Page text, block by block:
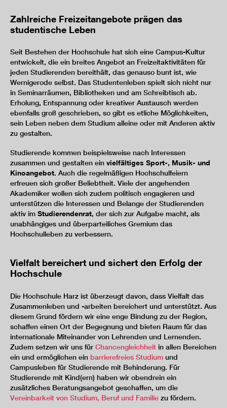
Zahlreiche Freizeitangebote prägen das
studentische Leben
Seit Bestehen der Hochschule hat sich eine Campus-Kultur
entwickelt, die ein breites Angebot an Freizeitaktivitäten für
jeden Studierenden bereithält, das genauso bunt ist, wie
Wernigerode selbst. Das Studentenleben spielt sich nicht nur
in Seminarräumen, Bibliotheken und am Schreibtisch ab.
Erholung, Entspannung oder kreativer Austausch werden
ebenfalls groß geschrieben, so gibt es etliche Möglichkeiten,
sein Leben neben dem Studium alleine oder mit Anderen aktiv
zu gestalten.
Studierende kommen beispielsweise nach Interessen
zusammen und gestalten ein vielfältiges Sport-, Musik- und
Kinoangebot. Auch die regelmäßigen Hochschulfeiern
erfreuen sich großer Beliebtheit. Viele der angehenden
Akademiker wollen sich zudem politisch engagieren und
unterstützen die Interessen und Belange der Studierenden
aktiv im Studierendenrat, der sich zur Aufgabe macht, als
unabhängiges und überparteiliches Gremium das
Hochschulleben zu verbessern.
Vielfalt bereichert und sichert den Erfolg der
Hochschule
Die Hochschule Harz ist überzeugt davon, dass Vielfalt das
Zusammenleben und -arbeiten bereichert und unterstützt. Aus
diesem Grund fördern wir eine enge Bindung zu der Region,
schaffen einen Ort der Begegnung und bieten Raum für das
internationale Miteinander von Lehrenden und Lernenden.
Zudem setzen wir uns für Chancengleichheit in allen Bereichen
ein und ermöglichen ein barrierefreies Studium und
Campusleben für Studierende mit Behinderung. Für
Studierende mit Kind(ern) haben wir obendrein ein
zusätzliches Beratungsangebot geschaffen, um die
Vereinbarkeit von Studium, Beruf und Familie zu fördern.